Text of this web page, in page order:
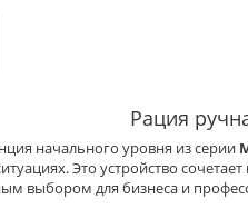
Рация
начального уровня из серии
Это устройство
выбором для бизнеса и